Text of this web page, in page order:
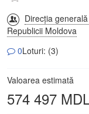
Direcția
Republicii Moldova
0Loturi: (3)
Valoarea estimată
574 497